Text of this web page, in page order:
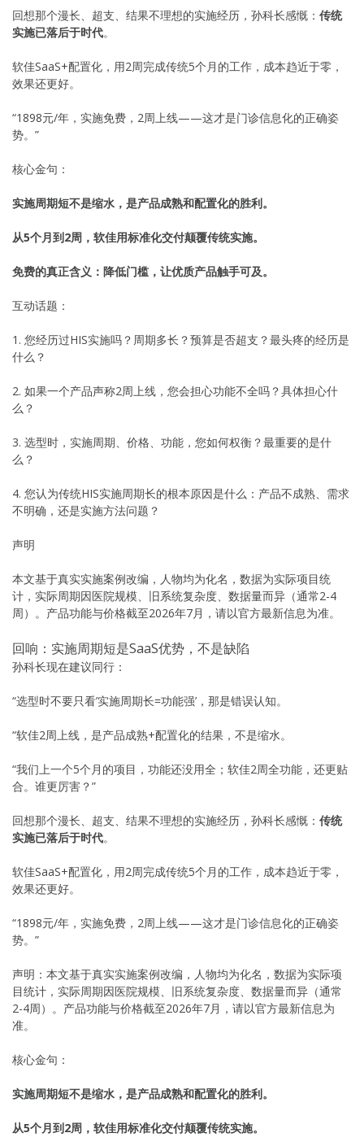
回想那个漫长、超支、结果不理想的实施经历，孙科长感慨： 传统
实施已落后于时代。
软佳SaaS+配置化，用2周完成传统5个月的工作，成本趋近于零，
效果还更好。
“1898元/年，实施免费，2周上线——这才是门诊信息化的正确姿
势。”
核心金句：
实施周期短不是缩水，是产品成熟和配置化的胜利。
从5个月到2周，软佳用标准化交付颠覆传统实施。
免费的真正含义：降低门槛，让优质产品触手可及。
互动话题：
1. 您经历过HIS实施吗？周期多长？预算是否超支？最头疼的经历是
什么？
2. 如果一个产品声称2周上线，您会担心功能不全吗？具体担心什
么？
3. 选型时，实施周期、价格、功能，您如何权衡？最重要的是什
么？
4. 您认为传统HIS实施周期长的根本原因是什么：产品不成熟、需求
不明确，还是实施方法问题？
声明
本文基于真实实施案例改编，人物均为化名，数据为实际项目统
计，实际周期因医院规模、旧系统复杂度、数据量而异（通常2-4
周）。产品功能与价格截至2026年7月，请以官方最新信息为准。
回响：实施周期短是SaaS优势，不是缺陷
孙科长现在建议同行：
“选型时不要只看’实施周期长=功能强’，那是错误认知。
“软佳2周上线，是产品成熟+配置化的结果，不是缩水。
“我们上一个5个月的项目，功能还没用全；软佳2周全功能，还更贴
合。谁更厉害？”
回想那个漫长、超支、结果不理想的实施经历，孙科长感慨： 传统
实施已落后于时代。
软佳SaaS+配置化，用2周完成传统5个月的工作，成本趋近于零，
效果还更好。
“1898元/年，实施免费，2周上线——这才是门诊信息化的正确姿
势。”
声明：本文基于真实实施案例改编，人物均为化名，数据为实际项
目统计，实际周期因医院规模、旧系统复杂度、数据量而异（通常
2-4周）。产品功能与价格截至2026年7月，请以官方最新信息为
准。
核心金句：
实施周期短不是缩水，是产品成熟和配置化的胜利。
从5个月到2周，软佳用标准化交付颠覆传统实施。